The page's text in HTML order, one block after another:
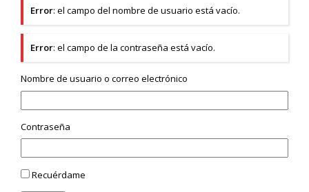
Error: el campo del nombre de usuario está vacío.
Error: el campo de la contraseña está vacío.
Nombre de usuario o correo electrónico
Contraseña
Recuérdame